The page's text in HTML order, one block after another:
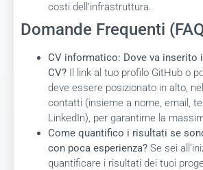
costi dell’infrastruttura.
Domande Frequenti
CV informatico: Dove va inserito
CV? Il link al tuo profilo GitHub o
deve essere posizionato in alto,
contatti (insieme a nome, email,
LinkedIn), per garantirne la
Come quantifico i risultati se
con poca esperienza? Se sei
quantificare i risultati dei tuoi